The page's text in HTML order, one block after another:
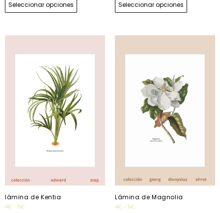
Seleccionar opciones Seleccionar opciones
lámina de Kentia
4€ - 11€
Lámina de Magnolia
4€ - 11€